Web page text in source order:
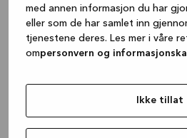
med annen informasjon du har
eller som de har samlet inn
tjenestene deres. Les mer i våre
ompersonvern og
Ikke tillat
(see the